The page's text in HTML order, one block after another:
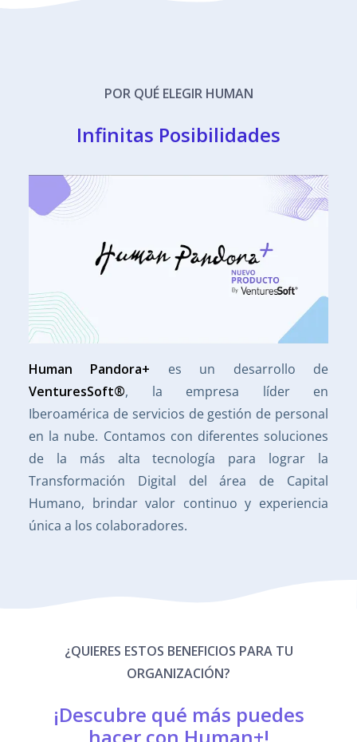
POR QUÉ ELEGIR HUMAN
Infinitas Posibilidades
Human Pandora+ es un desarrollo de
VenturesSoft®, la empresa líder en
Iberoamérica de servicios de gestión de personal
en la nube. Contamos con diferentes soluciones
de la más alta tecnología para lograr la
Transformación Digital del área de Capital
Humano, brindar valor continuo y experiencia
única a los colaboradores.
¿QUIERES ESTOS BENEFICIOS PARA TU
ORGANIZACIÓN?
¡Descubre qué más puedes